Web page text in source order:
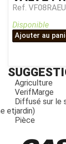
Ref.
Disponible
Ajouter au
et
Agriculture
VerifMarge
Diffusé sur le
jardin)
Pièce